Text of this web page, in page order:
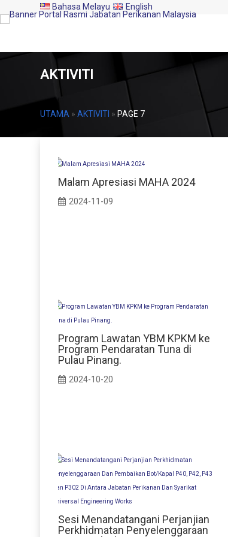
Bahasa Melayu English
AKTIVITI
UTAMA »AKTIVITI » PAGE 7
Malam Apresiasi MAHA 2024
2024-11-09
Program Lawatan YBM KPKM ke
Program Pendaratan Tuna di
Pulau Pinang.
2024-10-20
Sesi Menandatangani Perjanjian
Perkhidmatan Penyelenggaraan